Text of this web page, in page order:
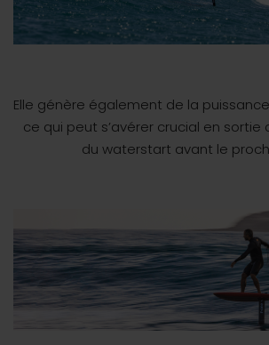
Elle génère également de la
ce qui peut s’avérer crucial en sortie
du waterstart avant le